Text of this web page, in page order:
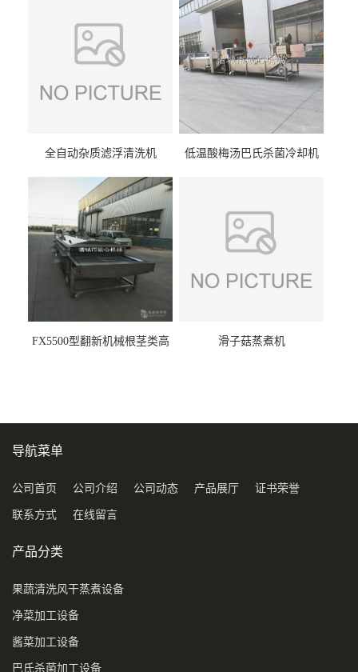
全自动杂质滤浮清洗机 低温酸梅汤巴氏杀菌冷却机
FX5500型翻新机械根茎类高
滑子菇蒸煮机
导航菜单
公司首页 公司介绍 公司动态 产品展厅 证书荣誉
联系方式 在线留言
产品分类
果蔬清洗风干蒸煮设备
净菜加工设备
酱菜加工设备
巴氏杀菌加工设备